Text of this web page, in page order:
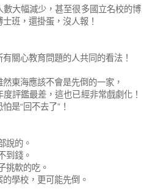
數大幅減少，甚至很多國立名校的博
班，還掛蛋，沒人報！
關心教育問題的人共同的看法！
東海應該不會是先倒的一家，
評鑑最差，這也已經非常戲劇化！
是“回不去了”！
說的。
到錢。
挑軟的吃。
學校，更可能先倒。